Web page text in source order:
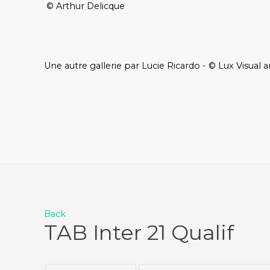
© Arthur Delicque
Une autre gallerie par Lucie Ricardo - © Lux Visual
Back
TAB Inter 21 Qualif